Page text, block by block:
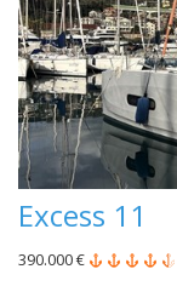
Excess 11
390.000 €